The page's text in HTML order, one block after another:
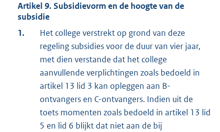
Artikel 9. Subsidievorm en de hoogte van de
subsidie
1.
Het college verstrekt op grond van deze
regeling subsidies voor de duur van vier jaar,
met dien verstande dat het college
aanvullende verplichtingen zoals bedoeld in
artikel 13 lid 3 kan opleggen aan B-
ontvangers en C-ontvangers. Indien uit de
toets momenten zoals bedoeld in artikel 13 lid
5 en lid 6 blijkt dat niet aan de bij